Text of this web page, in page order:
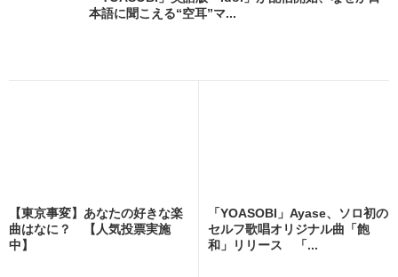
本語に聞こえる“空耳”マ...
【東京事変】あなたの好きな楽
曲はなに？ 【人気投票実施
中】
「YOASOBI」Ayase、ソロ初の
セルフ歌唱オリジナル曲「飽
和」リリース 「...